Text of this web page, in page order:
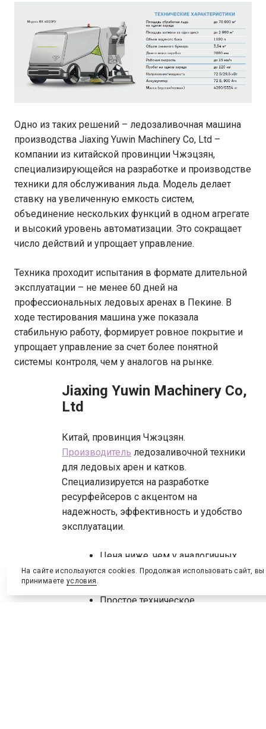
Одно из таких решений – ледозаливочная машина
производства Jiaxing Yuwin Machinery Co, Ltd –
компании из китайской провинции Чжэцзян,
специализирующейся на разработке и производстве
техники для обслуживания льда. Модель делает
ставку на увеличенную емкость систем,
объединение нескольких функций в одном агрегате
и высокий уровень автоматизации. Это сокращает
число действий и упрощает управление.
Техника проходит испытания в формате длительной
эксплуатации – не менее 60 дней на
профессиональных ледовых аренах в Пекине. В
ходе тестирования машина уже показала
стабильную работу, формирует ровное покрытие и
упрощает управление за счет более понятной
системы контроля, чем у аналогов на рынке.
Jiaxing Yuwin Machinery Co,
Ltd
Китай, провинция Чжэцзян.
Производитель ледозаливочной техники
для ледовых арен и катков.
Специализируется на разработке
ресурфейсеров с акцентом на
надежность, эффективность и удобство
эксплуатации.
Цена ниже, чем у аналогичных
моделей на рынке
Простое техническое
На сайте используются cookies. Продолжая использовать сайт, вы
принимаете условия .